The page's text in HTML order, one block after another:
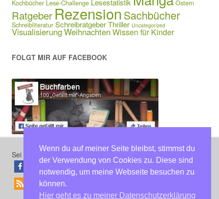
Kochbücher Lese-Challenge Ostern
Ratgeber RezensionSachbücher
Schreibliteratur SchreibratgeberThriller Uncategorized
VisualisierungWeihnachtenWissen für Kinder
FOLGT MIR AUF FACEBOOK
Sei der erste, der diesen Beitrag teilt
teilen
RSS-feed
Wenn du auf meiner Seite bleibst, stimmst du
der Verwendung von Cookies zu. Diese sind
notwendig, um meine Webseite besuchen zu
können.
Hier geht es zu meiner Datenschutzerklärung